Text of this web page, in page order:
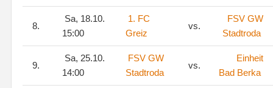
8.
Sa, 18.10.
15:00
1. FC
Greiz
vs.
FSV GW
Stadtroda
9.
Sa, 25.10.
14:00
FSV GW
Stadtroda
vs.
Einheit
Bad Berka